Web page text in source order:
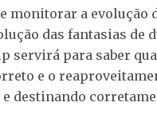
monitorar a evolução
das fantasias de
servirá para saber
e o
destinando